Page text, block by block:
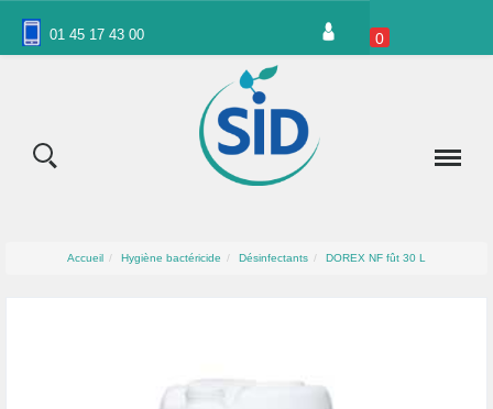
01 45 17 43 00 0
Accueil Hygiène bactéricide Désinfectants DOREX NF fût 30 L